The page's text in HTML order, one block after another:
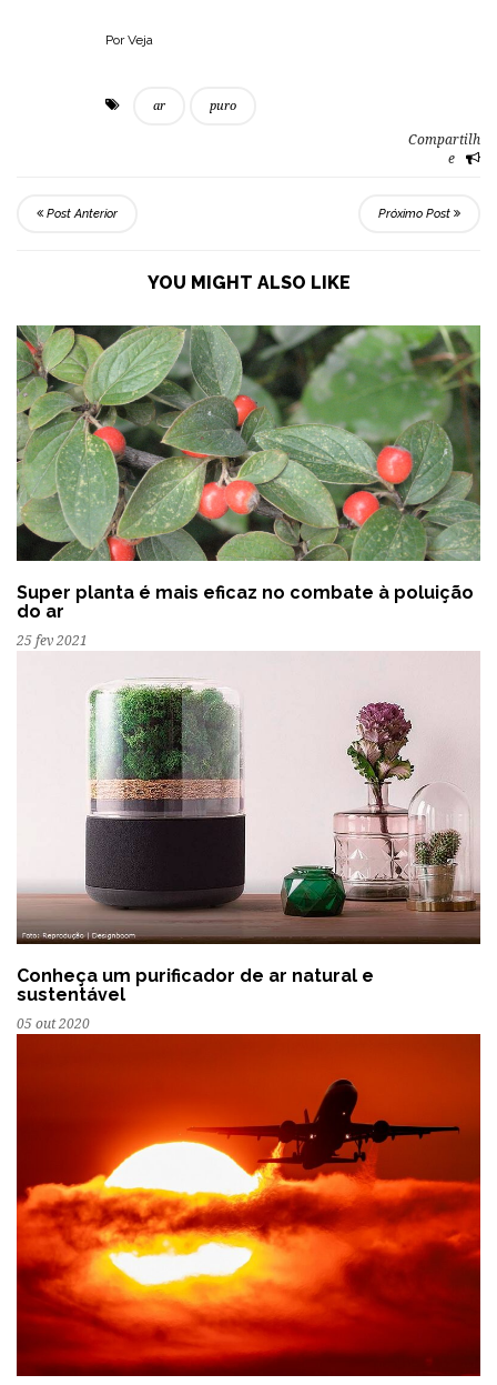
Por Veja
ar puro
Compartilh
e
Post Anterior Próximo Post
YOU MIGHT ALSO LIKE
Super planta é mais eficaz no combate à poluição
do ar
25 fev 2021
Conheça um purificador de ar natural e
sustentável
05 out 2020